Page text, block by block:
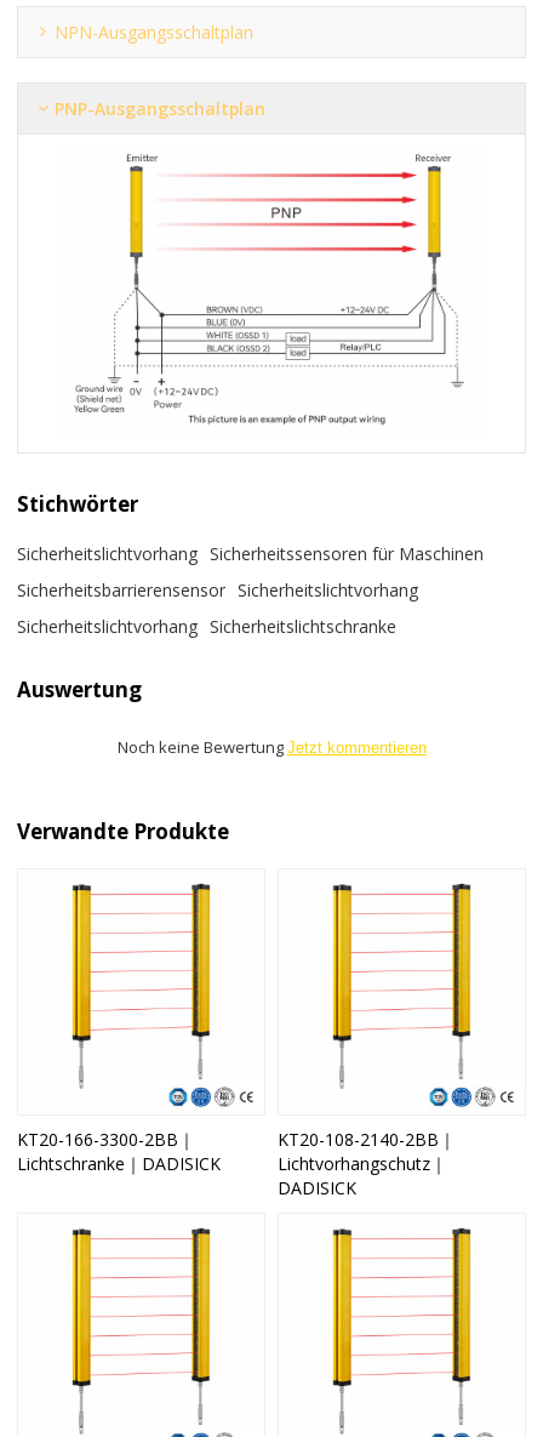
NPN-Ausgangsschaltplan
PNP-Ausgangsschaltplan
Stichwörter
Sicherheitslichtvorhang Sicherheitssensoren für Maschinen
Sicherheitsbarrierensensor Sicherheitslichtvorhang
Sicherheitslichtvorhang Sicherheitslichtschranke
Auswertung
Noch keine Bewertung Jetzt kommentieren
Verwandte Produkte
KT20-166-3300-2BB｜
Lichtschranke｜DADISICK
KT20-108-2140-2BB｜
Lichtvorhangschutz｜
DADISICK